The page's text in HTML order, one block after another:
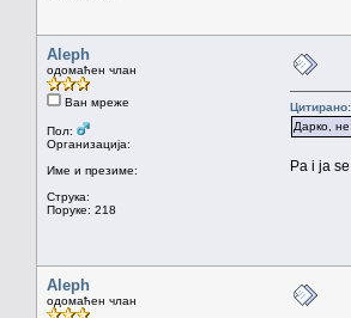
Aleph
одомаћен члан
Ван мреже
Пол:
Организација:
Име и презиме:
Струка:
Поруке: 218
Дарко,
Pa i ja
Aleph
одомаћен члан